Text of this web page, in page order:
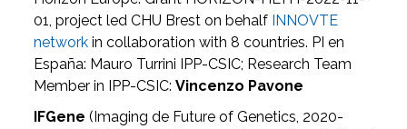
01, project led CHU Brest on behalf INNOVTE
network in collaboration with 8 countries. PI en
España: Mauro Turrini IPP-CSIC; Research Team
Member in IPP-CSIC:Vincenzo Pavone
IFGene(Imaging de Future of Genetics, 2020-